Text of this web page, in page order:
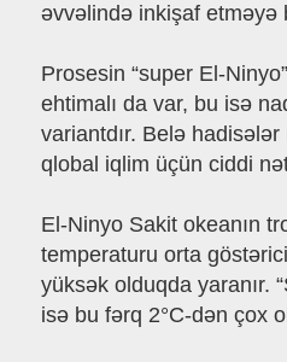
əvvəlində inkişaf etməyə
Prosesin “super El-
ehtimalı da var, bu isə
variantdır. Belə
qlobal iqlim üçün ciddi
El-Ninyo Sakit okeanın
temperaturu orta
yüksək olduqda yaranır.
isə bu fərq 2°C-dən çox